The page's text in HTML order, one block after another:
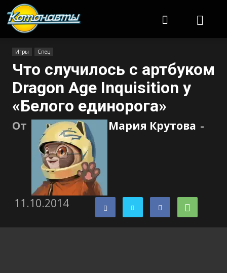
Игры Спец
Что случилось с артбуком
Dragon Age Inquisition у
«Белого единорога»
От Мария Крутова -
11.10.2014